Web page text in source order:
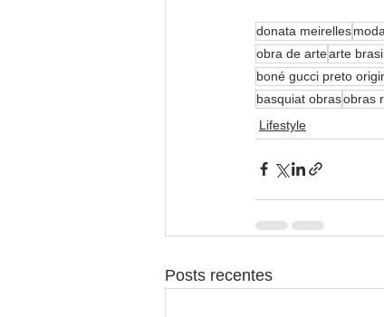
donata meirellesmoda
obra de artearte
boné gucci preto
basquiat obrasobras
Lifestyle
Posts recentes